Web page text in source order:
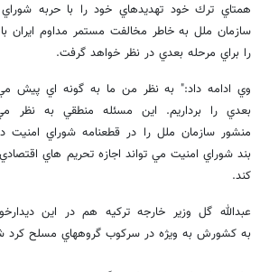
همتاي ترك خود تهديدهاي خود را با حربه
سازمان ملل به خاطر مخالفت مستمر مداوم ايران با
را براي مرحله بعدي در نظر خواهد گرفت.
وي ادامه داد:" به نظر من ما به گونه اي پيش
منشور سازمان ملل را در قطعنامه شوراي امنيت
بند شوراي امنيت مي تواند اجازه تحريم هاي
كند.
عبدالله گل وزير خارجه تركيه هم در اين
به كشورش به ويژه در سركوب گروههاي مسلح كرد